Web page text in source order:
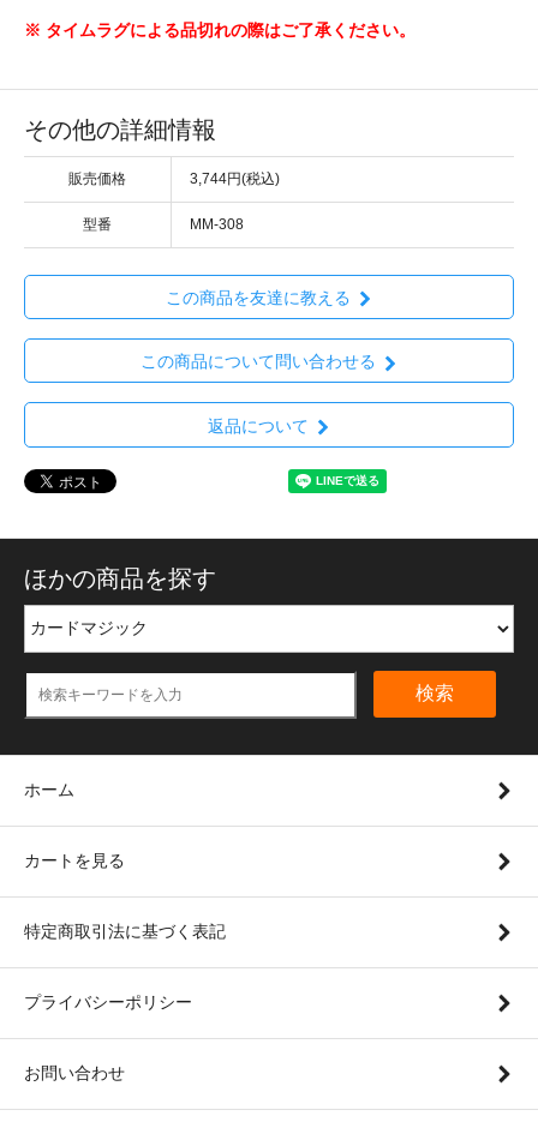
※ タイムラグによる品切れの際はご了承ください。
その他の詳細情報
販売価格 3,744円(税込)
型番 MM-308
この商品を友達に教える
この商品について問い合わせる
返品について
ほかの商品を探す
検索
ホーム
カートを見る
特定商取引法に基づく表記
プライバシーポリシー
お問い合わせ